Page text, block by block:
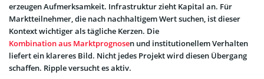
erzeugen Aufmerksamkeit. Infrastruktur zieht Kapital an. Für
Marktteilnehmer, die nach nachhaltigem Wert suchen, ist dieser
Kontext wichtiger als tägliche Kerzen. Die
Kombination aus Marktprognosen und institutionellem Verhalten
liefert ein klareres Bild. Nicht jedes Projekt wird diesen Übergang
schaffen. Ripple versucht es aktiv.